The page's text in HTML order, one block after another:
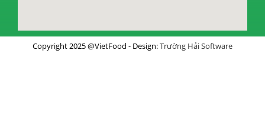
Copyright 2025 @VietFood - Design:Trường Hải Software